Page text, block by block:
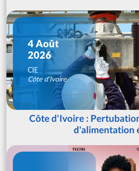
4 Août
2026
CIE
Côte d'Ivoire
Côte d'Ivoire :
d'alimentation